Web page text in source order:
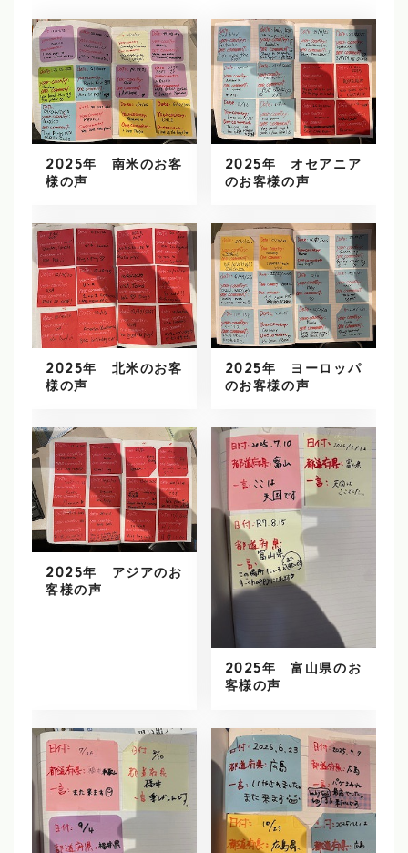
2025年 南米のお客
様の声
2025年 オセアニア
のお客様の声
2025年 北米のお客
様の声
2025年 ヨーロッパ
のお客様の声
2025年 アジアのお
客様の声
2025年 富山県のお
客様の声